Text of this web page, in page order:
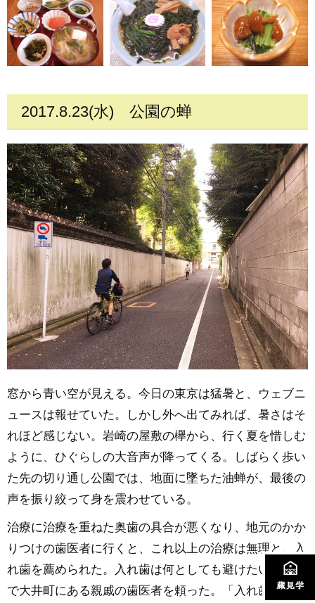
2017.8.23(水) 公園の蝉
窓から青い空が見える。今日の東京は猛暑と、ウェブニ
ュースは報せていた。しかし外へ出てみれば、暑さはそ
れほど感じない。岩崎の屋敷の欅から、行く夏を惜しむ
ように、ひぐらしの大音声が降ってくる。しばらく歩い
た先の切り通し公園では、地面に墜ちた油蝉が、最後の
声を振り絞って身を震わせている。
治療に治療を重ねた奥歯の具合が悪くなり、地元のかか
りつけの歯医者に行くと、これ以上の治療は無理と、入
れ歯を薦められた。入れ歯は何としても避けたい。そこ
で大井町にある親戚の歯医者を頼った。「入れ歯の必要